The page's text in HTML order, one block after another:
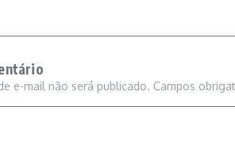
e-mail não será publicado. Campos